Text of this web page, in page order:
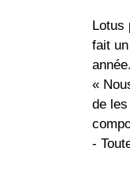
Lotus
fait
année.
«
de
-